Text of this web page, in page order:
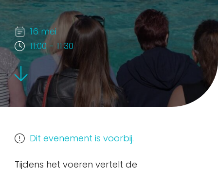
16 mei
11:00 - 11:30
Dit evenement is voorbij.
Tijdens het voeren vertelt de